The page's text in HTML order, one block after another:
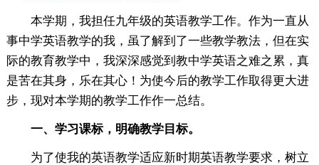
本学期，我担任九年级的英语教学工作。作为一直从
事中学英语教学的我，虽了解到了一些教学教法，但在实
际的教育教学中，我深深感觉到教中学英语之难之累，真
是苦在其身，乐在其心！为使今后的教学工作取得更大进
步，现对本学期的教学工作作一总结。
一、学习课标，明确教学目标。
为了使我的英语教学适应新时期英语教学要求，树立